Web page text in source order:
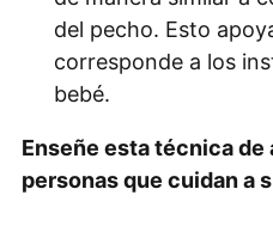
del pecho. Esto
corresponde a los
bebé.
Enseñe esta técnica
personas que cuidan a